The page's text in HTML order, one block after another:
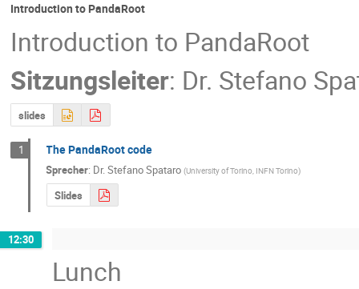
Introduction to PandaRoot
Introduction to PandaRoot
Sitzungsleiter: Dr. Stefano
slides
1 The PandaRoot code
Sprecher: Dr. Stefano Spataro (University of Torino, INFN Torino)
Slides
12:30
Lunch